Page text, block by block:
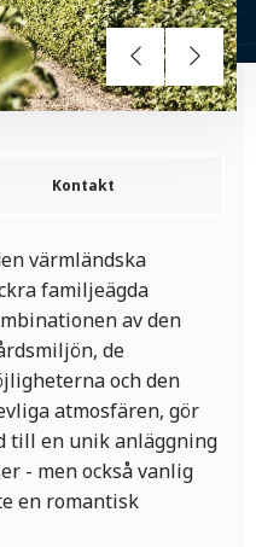
Kontakt
värmländska
familjeägda
av den
de
och den
atmosfären, gör
till en unik anläggning
- men också vanlig
en romantisk